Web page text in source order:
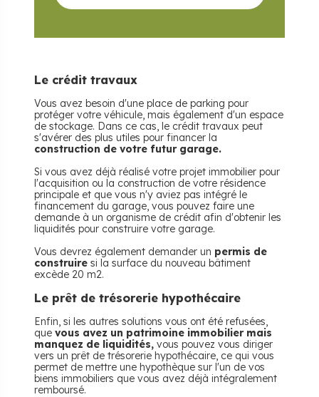
Le crédit travaux
Vous avez besoin d'une place de parking pour
protéger votre véhicule, mais également d'un espace
de stockage. Dans ce cas, le crédit travaux peut
s'avérer des plus utiles pour financer la
construction de votre futur garage.
Si vous avez déjà réalisé votre projet immobilier pour
l'acquisition ou la construction de votre résidence
principale et que vous n'y aviez pas intégré le
financement du garage, vous pouvez faire une
demande à un organisme de crédit afin d'obtenir les
liquidités pour construire votre garage.
Vous devrez également demander un permis de
construire si la surface du nouveau bâtiment
excède 20 m2.
Le prêt de trésorerie hypothécaire
Enfin, si les autres solutions vous ont été refusées,
que vous avez un patrimoine immobilier mais
manquez de liquidités, vous pouvez vous diriger
vers un prêt de trésorerie hypothécaire, ce qui vous
permet de mettre une hypothèque sur l'un de vos
biens immobiliers que vous avez déjà intégralement
remboursé.